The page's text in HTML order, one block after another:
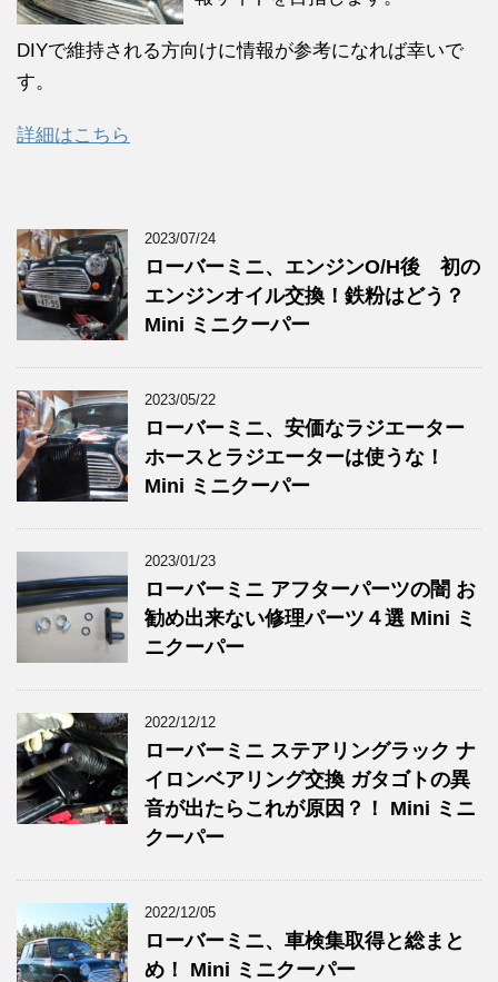
DIYで維持される方向けに情報が参考になれば幸いで
す。
詳細はこちら
2023/07/24
ローバーミニ、エンジンO/H後 初の
エンジンオイル交換！鉄粉はどう？
Mini ミニクーパー
2023/05/22
ローバーミニ、安価なラジエーター
ホースとラジエーターは使うな！
Mini ミニクーパー
2023/01/23
ローバーミニ アフターパーツの闇 お
勧め出来ない修理パーツ４選 Mini ミ
ニクーパー
2022/12/12
ローバーミニ ステアリングラック ナ
イロンベアリング交換 ガタゴトの異
音が出たらこれが原因？！ Mini ミニ
クーパー
2022/12/05
ローバーミニ、車検集取得と総まと
め！ Mini ミニクーパー